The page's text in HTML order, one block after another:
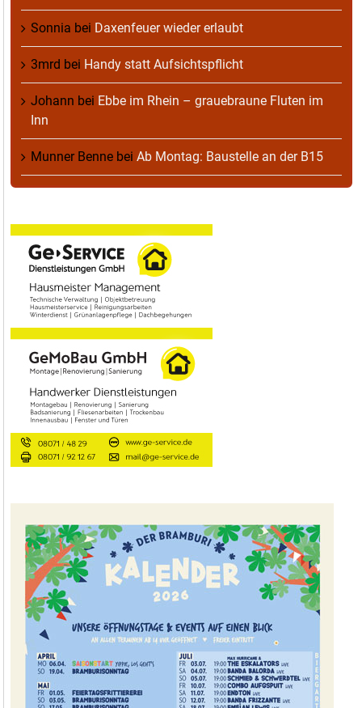
Sonnia bei Daxenfeuer wieder erlaubt
3mrd bei Handy statt Aufsichtspflicht
Johann bei Ebbe im Rhein – grauebraune Fluten im
Inn
Munner Benne bei Ab Montag: Baustelle an der B15